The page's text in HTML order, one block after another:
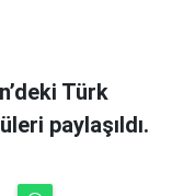
Türk
paylaşıldı.